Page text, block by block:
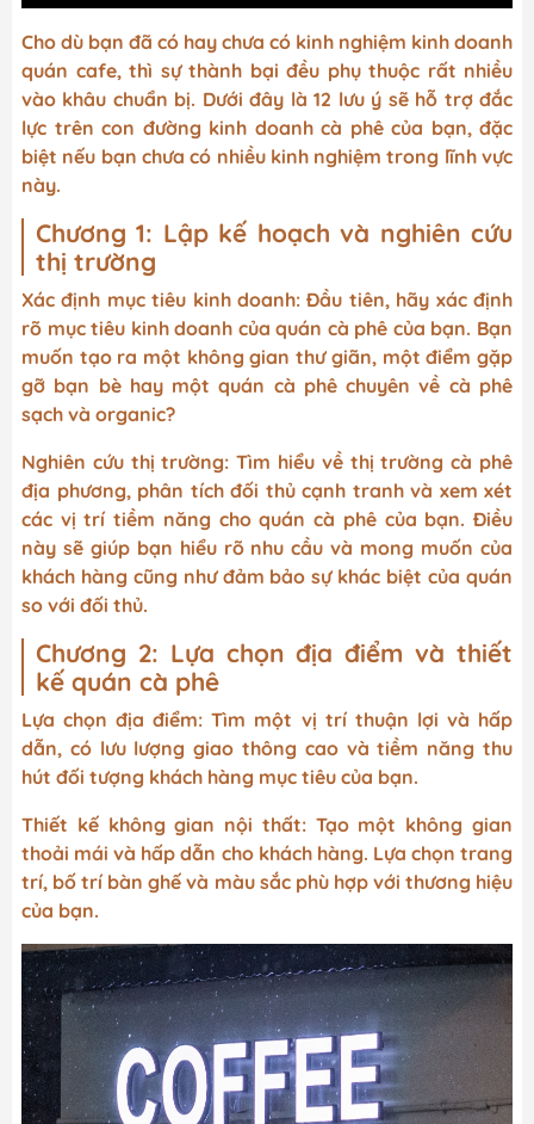
Cho dù bạn đã có hay chưa có kinh nghiệm kinh doanh
quán cafe, thì sự thành bại đều phụ thuộc rất nhiều
vào khâu chuẩn bị. Dưới đây là 12 lưu ý sẽ hỗ trợ đắc
lực trên con đường kinh doanh cà phê của bạn, đặc
biệt nếu bạn chưa có nhiều kinh nghiệm trong lĩnh vực
này.
Chương 1: Lập kế hoạch và nghiên cứu
thị trường
Xác định mục tiêu kinh doanh: Đầu tiên, hãy xác định
rõ mục tiêu kinh doanh của quán cà phê của bạn. Bạn
muốn tạo ra một không gian thư giãn, một điểm gặp
gỡ bạn bè hay một quán cà phê chuyên về cà phê
sạch và organic?
Nghiên cứu thị trường: Tìm hiểu về thị trường cà phê
địa phương, phân tích đối thủ cạnh tranh và xem xét
các vị trí tiềm năng cho quán cà phê của bạn. Điều
này sẽ giúp bạn hiểu rõ nhu cầu và mong muốn của
khách hàng cũng như đảm bảo sự khác biệt của quán
so với đối thủ.
Chương 2: Lựa chọn địa điểm và thiết
kế quán cà phê
Lựa chọn địa điểm: Tìm một vị trí thuận lợi và hấp
dẫn, có lưu lượng giao thông cao và tiềm năng thu
hút đối tượng khách hàng mục tiêu của bạn.
Thiết kế không gian nội thất: Tạo một không gian
thoải mái và hấp dẫn cho khách hàng. Lựa chọn trang
trí, bố trí bàn ghế và màu sắc phù hợp với thương hiệu
của bạn.